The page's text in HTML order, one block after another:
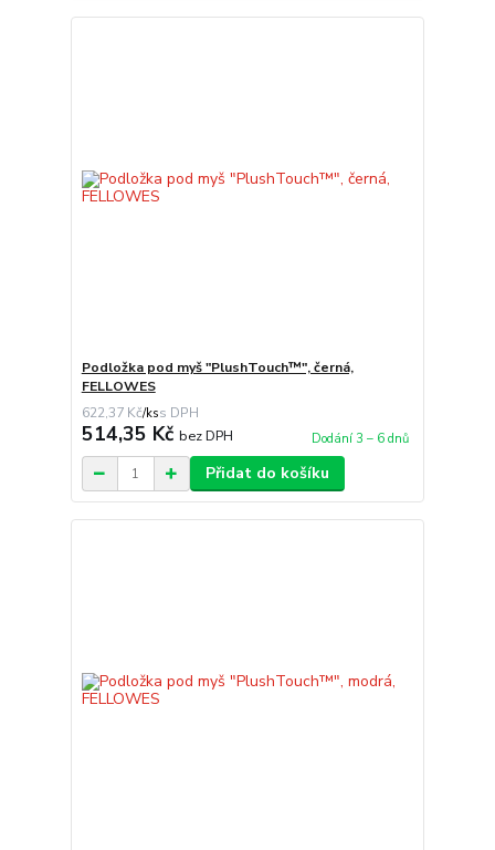
Podložka pod myš "PlushTouch™", černá,
FELLOWES
622,37 Kč/ks
514,35 Kč bez DPH Dodání 3 – 6 dnů
Přidat do košíku